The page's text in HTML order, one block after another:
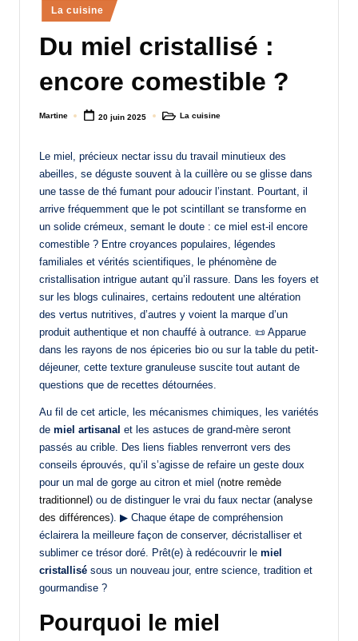
Posted
in
La cuisine
Du miel cristallisé :
encore comestible ?
Posted
Martine 20 juin 2025
PostedLa cuisine
Le miel, précieux nectar issu du travail minutieux des
abeilles, se déguste souvent à la cuillère ou se glisse dans
une tasse de thé fumant pour adoucir l’instant. Pourtant, il
arrive fréquemment que le pot scintillant se transforme en
un solide crémeux, semant le doute : ce miel est-il encore
comestible ? Entre croyances populaires, légendes
familiales et vérités scientifiques, le phénomène de
cristallisation intrigue autant qu’il rassure. Dans les foyers et
sur les blogs culinaires, certains redoutent une altération
des vertus nutritives, d’autres y voient la marque d’un
produit authentique et non chauffé à outrance. 📜 Apparue
dans les rayons de nos épiceries bio ou sur la table du petit-
déjeuner, cette texture granuleuse suscite tout autant de
questions que de recettes détournées.
Au fil de cet article, les mécanismes chimiques, les variétés
de miel artisanal et les astuces de grand-mère seront
passés au crible. Des liens fiables renverront vers des
conseils éprouvés, qu’il s’agisse de refaire un geste doux
pour un mal de gorge au citron et miel (notre remède
traditionnel ) ou de distinguer le vrai du faux nectar (analyse
des différences). ▶ Chaque étape de compréhension
éclairera la meilleure façon de conserver, décristalliser et
sublimer ce trésor doré. Prêt(e) à redécouvrir le miel
cristallisé sous un nouveau jour, entre science, tradition et
gourmandise ?
Pourquoi le miel